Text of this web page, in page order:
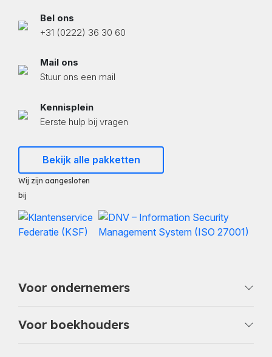
Bel ons
+31 (0222) 36 30 60
Mail ons
Stuur ons een mail
Kennisplein
Eerste hulp bij vragen
Bekijk alle pakketten
Wij zijn aangesloten
bij
Voor ondernemers
Voor boekhouders